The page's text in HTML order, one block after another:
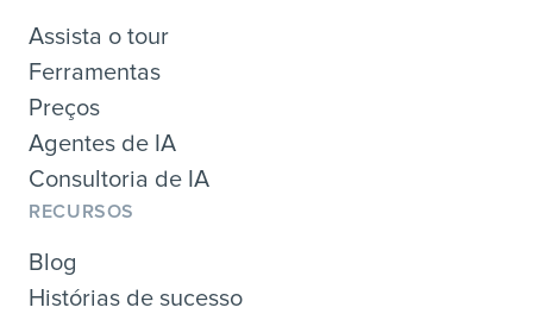
Assista o tour
Ferramentas
Preços
Agentes de IA
Consultoria de IA
RECURSOS
Blog
Histórias de sucesso